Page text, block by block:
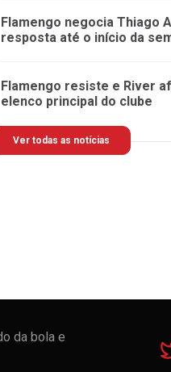
Flamengo negocia Thiago
resposta até o início da
Flamengo resiste e River
elenco principal do clube
Ver todas as notícias
da bola e